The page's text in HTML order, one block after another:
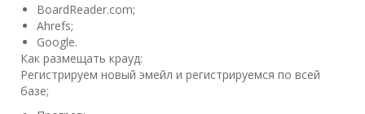
BoardReader.com;
Ahrefs;
Google.
Как размещать крауд:
Регистрируем новый эмейл и регистрируемся по всей
базе;